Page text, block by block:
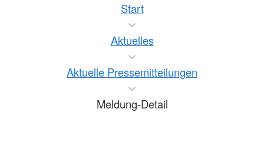
Start
Aktuelles
Aktuelle Pressemitteilungen
Meldung-Detail